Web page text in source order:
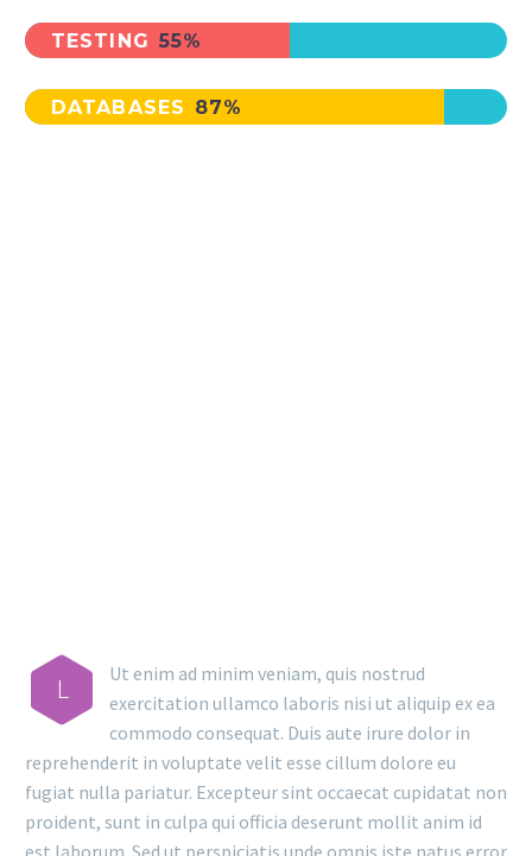
TESTING 55%
DATABASES 87%
L
Ut enim ad minim veniam, quis nostrud
exercitation ullamco laboris nisi ut aliquip ex ea
commodo consequat. Duis aute irure dolor in
reprehenderit in voluptate velit esse cillum dolore eu
fugiat nulla pariatur. Excepteur sint occaecat cupidatat non
proident, sunt in culpa qui officia deserunt mollit anim id
est laborum. Sed ut perspiciatis unde omnis iste natus error